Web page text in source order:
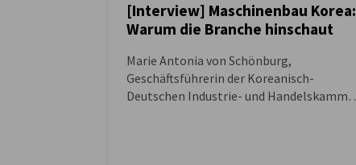
[Interview] Maschinenbau Korea:
Warum die Branche hinschaut
Marie Antonia von Schönburg,
Geschäftsführerin der Koreanisch-
Deutschen Industrie- und Handelskammer